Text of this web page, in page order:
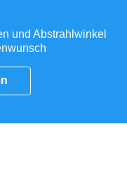
und Abstrahlwinkel